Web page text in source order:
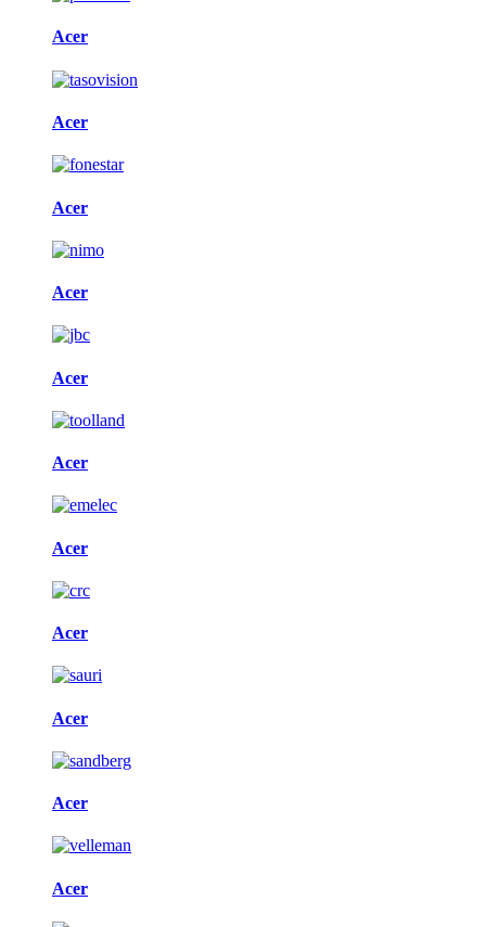
Acer
Acer
Acer
Acer
Acer
Acer
Acer
Acer
Acer
Acer
Acer